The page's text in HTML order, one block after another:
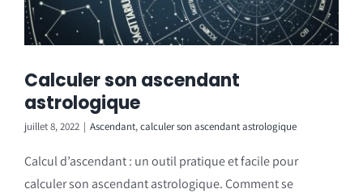
Calculer son ascendant
astrologique
juillet 8, 2022 | Ascendant,calculer son ascendant astrologique
Calcul d’ascendant : un outil pratique et facile pour
calculer son ascendant astrologique. Comment se